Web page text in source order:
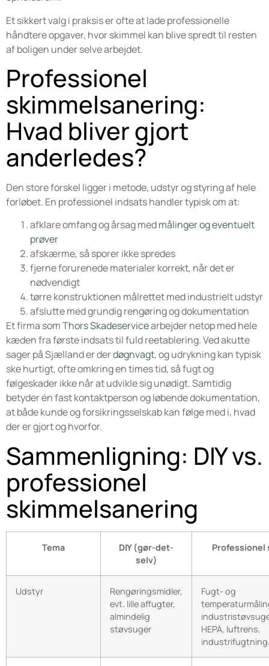
Et sikkert valg i praksis er ofte at lade professionelle
håndtere opgaver, hvor skimmel kan blive spredt til resten
af boligen under selve arbejdet.
Professionel
skimmelsanering:
Hvad bliver gjort
anderledes?
Den store forskel ligger i metode, udstyr og styring af hele
forløbet. En professionel indsats handler typisk om at:
afklare omfang og årsag medmålinger og eventuelt
prøver
afskærme, så sporer ikke spredes
fjerne forurenede materialer korrekt, når det er
nødvendigt
tørre konstruktionen målrettet med industrielt udstyr
afslutte med grundig rengøring og dokumentation
Et firma somThors Skadeservicearbejder netop med hele
kæden fra første indsats til fuld reetablering. Ved akutte
sager på Sjælland er derdøgnvagt, og udrykning kan typisk
ske hurtigt, ofte omkring en times tid, så fugt og
følgeskader ikke når at udvikle sig unødigt. Samtidig
betyder én fast kontaktperson og løbende dokumentation,
at både kunde og forsikringsselskab kan følge med i, hvad
der er gjort og hvorfor.
Sammenligning: DIY vs.
professionel
skimmelsanering
Tema
DIY (gør-det-
selv)
Professionel
Udstyr
Rengøringsmidler,
evt. lille affugter,
almindelig
støvsuger
Fugt- og
HEPA, luftrens,